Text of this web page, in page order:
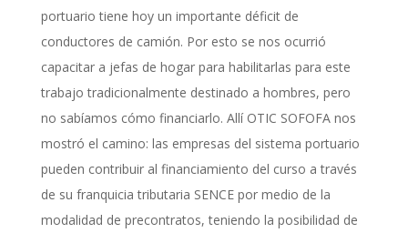
portuario tiene hoy un importante déficit de
conductores de camión. Por esto se nos ocurrió
capacitar a jefas de hogar para habilitarlas para este
trabajo tradicionalmente destinado a hombres, pero
no sabíamos cómo financiarlo. Allí OTIC SOFOFA nos
mostró el camino: las empresas del sistema portuario
pueden contribuir al financiamiento del curso a través
de su franquicia tributaria SENCE por medio de la
modalidad de precontratos, teniendo la posibilidad de